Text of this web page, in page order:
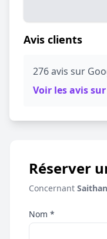
Avis clients
276 avis sur
Voir les avis
Réserver
Concernant
Nom *